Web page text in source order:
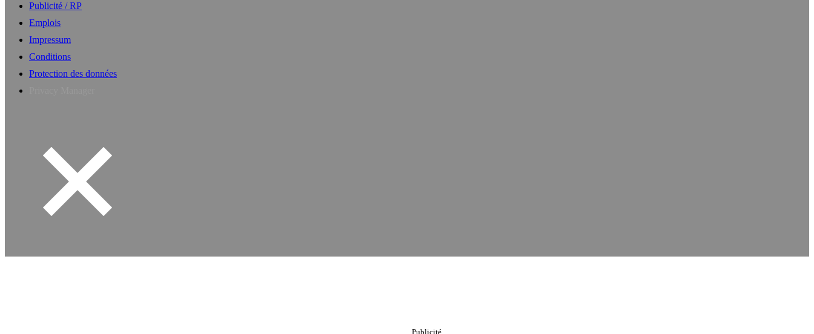
Publicité / RP
Emplois
Impressum
Conditions
Protection des données